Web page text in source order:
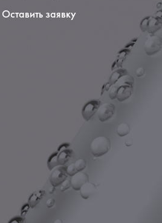
Оставить заявку